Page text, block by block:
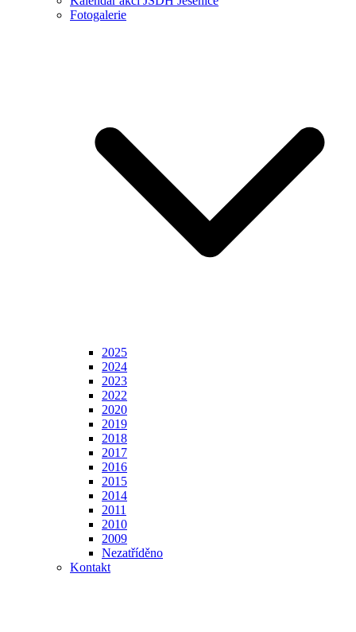
Fotogalerie
2025
2024
2023
2022
2020
2019
2018
2017
2016
2015
2014
2011
2010
2009
Nezatříděno
Kontakt